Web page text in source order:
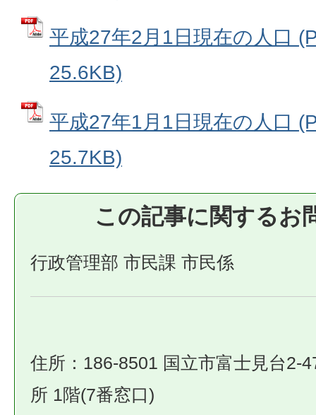
平成27年2月1日現在の人口
25.6KB)
平成27年1月1日現在の人口
25.7KB)
この記事に関するお
行政管理部 市民課 市民係
住所：186-8501 国立市富士見台2-
所 1階(7番窓口)